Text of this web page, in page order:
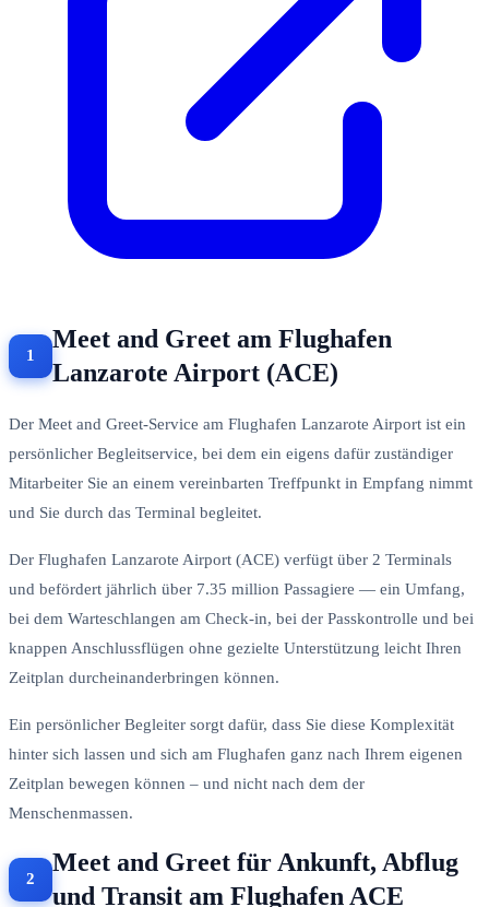
Meet and Greet am Flughafen
Lanzarote Airport (ACE)
Der Meet and Greet-Service am Flughafen Lanzarote Airport ist ein
persönlicher Begleitservice, bei dem ein eigens dafür zuständiger
Mitarbeiter Sie an einem vereinbarten Treffpunkt in Empfang nimmt
und Sie durch das Terminal begleitet.
Der Flughafen Lanzarote Airport (ACE) verfügt über 2 Terminals
und befördert jährlich über 7.35 million Passagiere — ein Umfang,
bei dem Warteschlangen am Check-in, bei der Passkontrolle und bei
knappen Anschlussflügen ohne gezielte Unterstützung leicht Ihren
Zeitplan durcheinanderbringen können.
Ein persönlicher Begleiter sorgt dafür, dass Sie diese Komplexität
hinter sich lassen und sich am Flughafen ganz nach Ihrem eigenen
Zeitplan bewegen können – und nicht nach dem der
Menschenmassen.
Meet and Greet für Ankunft, Abflug
und Transit am Flughafen ACE